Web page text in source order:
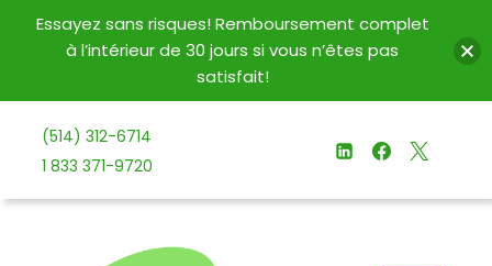
contenu
(514) 312-6714
1 833 371-9720
Essayez sans risques! Remboursement complet
à l’intérieur de 30 jours si vous n’êtes pas
satisfait!